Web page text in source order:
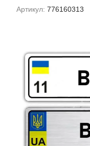
Артикул: 776160313